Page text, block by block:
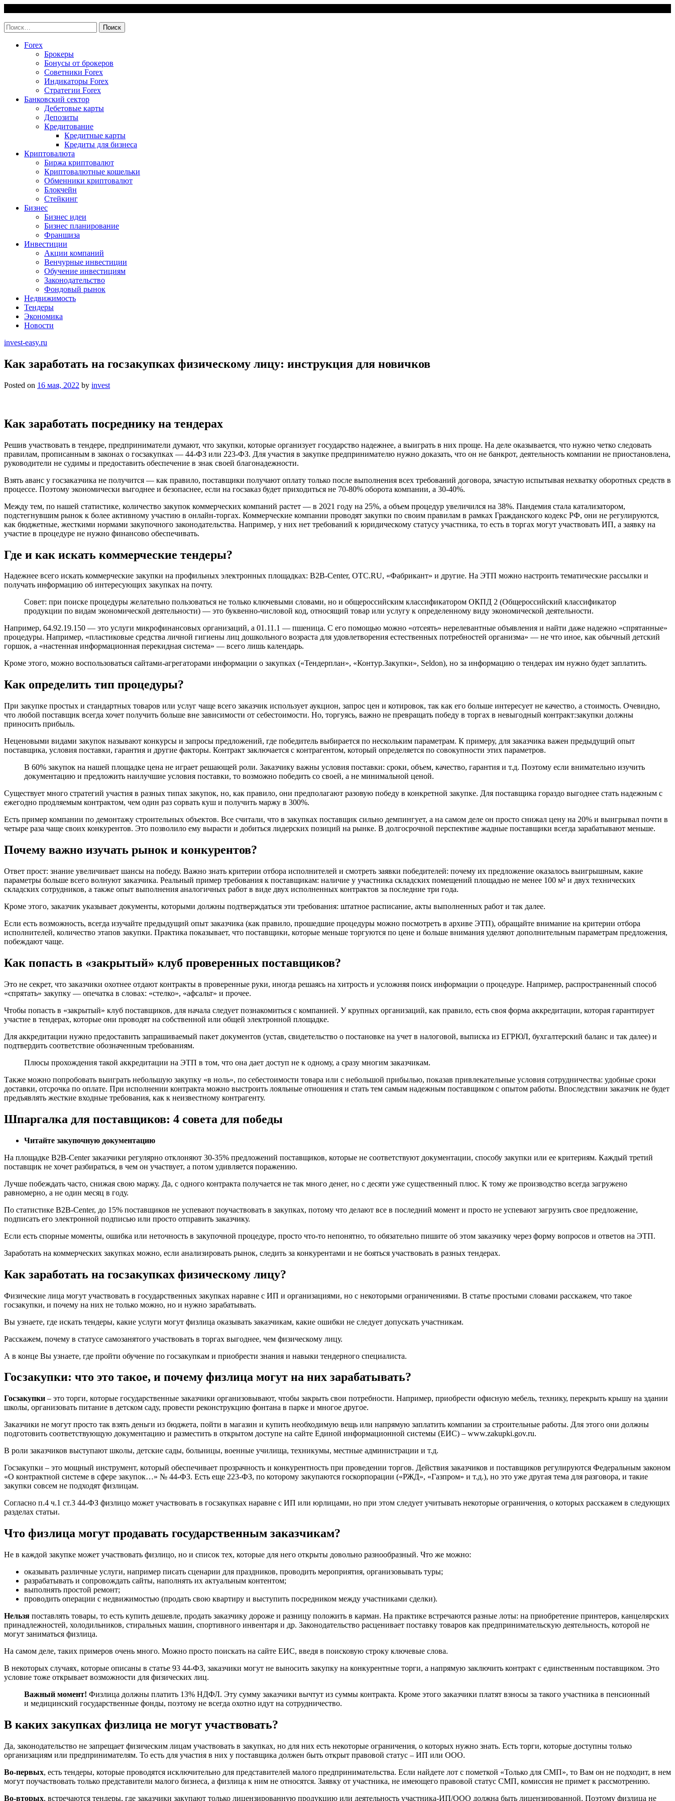
content
Найти:
Forex
Брокеры
Бонусы от брокеров
Советники Forex
Индикаторы Forex
Стратегии Forex
Банковский сектор
Дебетовые карты
Депозиты
Кредитование
Кредитные карты
Кредиты для бизнеса
Криптовалюта
Биржа криптовалют
Криптовалютные кошельки
Обменники криптовалют
Блокчейн
Стейкинг
Бизнес
Бизнес идеи
Бизнес планирование
Франшиза
Инвестиции
Акции компаний
Венчурные инвестиции
Обучение инвестициям
Законодательство
Фондовый рынок
Недвижимость
Тендеры
Экономика
Новости
invest-easy.ru
Как заработать на госзакупках физическому лицу: инструкция для новичков
Posted on 16 мая, 2022 by invest
Как заработать посреднику на тендерах
Решив участвовать в тендере, предприниматели думают, что закупки, которые организует государство надежнее, а выиграть в них проще. На деле оказывается, что нужно четко следовать
правилам, прописанным в законах о госзакупках — 44-ФЗ или 223-ФЗ. Для участия в закупке предпринимателю нужно доказать, что он не банкрот, деятельность компании не приостановлена,
руководители не судимы и предоставить обеспечение в знак своей благонадежности.
Взять аванс у госзаказчика не получится — как правило, поставщики получают оплату только после выполнения всех требований договора, зачастую испытывая нехватку оборотных средств в
процессе. Поэтому экономически выгоднее и безопаснее, если на госзаказ будет приходиться не 70-80% оборота компании, а 30-40%.
Между тем, по нашей статистике, количество закупок коммерческих компаний растет — в 2021 году на 25%, а объем процедур увеличился на 38%. Пандемия стала катализатором,
подстегнувшим рынок к более активному участию в онлайн-торгах. Коммерческие компании проводят закупки по своим правилам в рамках Гражданского кодекс РФ, они не регулируются,
как бюджетные, жесткими нормами закупочного законодательства. Например, у них нет требований к юридическому статусу участника, то есть в торгах могут участвовать ИП, а заявку на
участие в процедуре не нужно финансово обеспечивать.
Где и как искать коммерческие тендеры?
Надежнее всего искать коммерческие закупки на профильных электронных площадках: B2B-Center, OTC.RU, «Фабрикант» и другие. На ЭТП можно настроить тематические рассылки и
получать информацию об интересующих закупках на почту.
Совет: при поиске процедуры желательно пользоваться не только ключевыми словами, но и общероссийским классификатором ОКПД 2 (Общероссийский классификатор
продукции по видам экономической деятельности) — это буквенно-числовой код, относящий товар или услугу к определенному виду экономической деятельности.
Например, 64.92.19.150 — это услуги микрофинансовых организаций, а 01.11.1 — пшеница. С его помощью можно «отсеять» нерелевантные объявления и найти даже надежно «спрятанные»
процедуры. Например, «пластиковые средства личной гигиены лиц дошкольного возраста для удовлетворения естественных потребностей организма» — не что иное, как обычный детский
горшок, а «настенная информационная перекидная система» — всего лишь календарь.
Кроме этого, можно воспользоваться сайтами-агрегаторами информации о закупках («Тендерплан», «Контур.Закупки», Seldon), но за информацию о тендерах им нужно будет заплатить.
Как определить тип процедуры?
При закупке простых и стандартных товаров или услуг чаще всего заказчик использует аукцион, запрос цен и котировок, так как его больше интересует не качество, а стоимость. Очевидно,
что любой поставщик всегда хочет получить больше вне зависимости от себестоимости. Но, торгуясь, важно не превращать победу в торгах в невыгодный контракт:закупки должны
приносить прибыль.
Неценовыми видами закупок называют конкурсы и запросы предложений, где победитель выбирается по нескольким параметрам. К примеру, для заказчика важен предыдущий опыт
поставщика, условия поставки, гарантия и другие факторы. Контракт заключается с контрагентом, который определяется по совокупности этих параметров.
В 60% закупок на нашей площадке цена не играет решающей роли. Заказчику важны условия поставки: сроки, объем, качество, гарантия и т.д. Поэтому если внимательно изучить
документацию и предложить наилучшие условия поставки, то возможно победить со своей, а не минимальной ценой.
Существует много стратегий участия в разных типах закупок, но, как правило, они предполагают разовую победу в конкретной закупке. Для поставщика гораздо выгоднее стать надежным с
ежегодно продляемым контрактом, чем один раз сорвать куш и получить маржу в 300%.
Есть пример компании по демонтажу строительных объектов. Все считали, что в закупках поставщик сильно демпингует, а на самом деле он просто снижал цену на 20% и выигрывал почти в
четыре раза чаще своих конкурентов. Это позволило ему вырасти и добиться лидерских позиций на рынке. В долгосрочной перспективе жадные поставщики всегда зарабатывают меньше.
Почему важно изучать рынок и конкурентов?
Ответ прост: знание увеличивает шансы на победу. Важно знать критерии отбора исполнителей и смотреть заявки победителей: почему их предложение оказалось выигрышным, какие
параметры больше всего волнуют заказчика. Реальный пример требования к поставщикам: наличие у участника складских помещений площадью не менее 100 м² и двух технических
складских сотрудников, а также опыт выполнения аналогичных работ в виде двух исполненных контрактов за последние три года.
Кроме этого, заказчик указывает документы, которыми должны подтверждаться эти требования: штатное расписание, акты выполненных работ и так далее.
Если есть возможность, всегда изучайте предыдущий опыт заказчика (как правило, прошедшие процедуры можно посмотреть в архиве ЭТП), обращайте внимание на критерии отбора
исполнителей, количество этапов закупки. Практика показывает, что поставщики, которые меньше торгуются по цене и больше внимания уделяют дополнительным параметрам предложения,
побеждают чаще.
Как попасть в «закрытый» клуб проверенных поставщиков?
Это не секрет, что заказчики охотнее отдают контракты в проверенные руки, иногда решаясь на хитрость и усложняя поиск информации о процедуре. Например, распространенный способ
«спрятать» закупку — опечатка в словах: «стелко», «афсальт» и прочее.
Чтобы попасть в «закрытый» клуб поставщиков, для начала следует познакомиться с компанией. У крупных организаций, как правило, есть своя форма аккредитации, которая гарантирует
участие в тендерах, которые они проводят на собственной или общей электронной площадке.
Для аккредитации нужно предоставить запрашиваемый пакет документов (устав, свидетельство о постановке на учет в налоговой, выписка из ЕГРЮЛ, бухгалтерский баланс и так далее) и
подтвердить соответствие обозначенным требованиям.
Плюсы прохождения такой аккредитации на ЭТП в том, что она дает доступ не к одному, а сразу многим заказчикам.
Также можно попробовать выиграть небольшую закупку «в ноль», по себестоимости товара или с небольшой прибылью, показав привлекательные условия сотрудничества: удобные сроки
доставки, отсрочка по оплате. При исполнении контракта можно выстроить лояльные отношения и стать тем самым надежным поставщиком с опытом работы. Впоследствии заказчик не будет
предъявлять жесткие входные требования, как к неизвестному контрагенту.
Шпаргалка для поставщиков: 4 совета для победы
Читайте закупочную документацию
На площадке B2B-Center заказчики регулярно отклоняют 30-35% предложений поставщиков, которые не соответствуют документации, способу закупки или ее критериям. Каждый третий
поставщик не хочет разбираться, в чем он участвует, а потом удивляется поражению.
Лучше побеждать часто, снижая свою маржу. Да, с одного контракта получается не так много денег, но с десяти уже существенный плюс. К тому же производство всегда загружено
равномерно, а не один месяц в году.
По статистике B2B-Center, до 15% поставщиков не успевают поучаствовать в закупках, потому что делают все в последний момент и просто не успевают загрузить свое предложение,
подписать его электронной подписью или просто отправить заказчику.
Если есть спорные моменты, ошибка или неточность в закупочной процедуре, просто что-то непонятно, то обязательно пишите об этом заказчику через форму вопросов и ответов на ЭТП.
Заработать на коммерческих закупках можно, если анализировать рынок, следить за конкурентами и не бояться участвовать в разных тендерах.
Как заработать на госзакупках физическому лицу?
Физические лица могут участвовать в государственных закупках наравне с ИП и организациями, но с некоторыми ограничениями. В статье простыми словами расскажем, что такое
госзакупки, и почему на них не только можно, но и нужно зарабатывать.
Вы узнаете, где искать тендеры, какие услуги могут физлица оказывать заказчикам, какие ошибки не следует допускать участникам.
Расскажем, почему в статусе самозанятого участвовать в торгах выгоднее, чем физическому лицу.
А в конце Вы узнаете, где пройти обучение по госзакупкам и приобрести знания и навыки тендерного специалиста.
Госзакупки: что это такое, и почему физлица могут на них зарабатывать?
Госзакупки – это торги, которые государственные заказчики организовывают, чтобы закрыть свои потребности. Например, приобрести офисную мебель, технику, перекрыть крышу на здании
школы, организовать питание в детском саду, провести реконструкцию фонтана в парке и многое другое.
Заказчики не могут просто так взять деньги из бюджета, пойти в магазин и купить необходимую вещь или напрямую заплатить компании за строительные работы. Для этого они должны
подготовить соответствующую документацию и разместить в открытом доступе на сайте Единой информационной системы (ЕИС) – www.zakupki.gov.ru.
В роли заказчиков выступают школы, детские сады, больницы, военные училища, техникумы, местные администрации и т.д.
Госзакупки – это мощный инструмент, который обеспечивает прозрачность и конкурентность при проведении торгов. Действия заказчиков и поставщиков регулируются Федеральным законом
«О контрактной системе в сфере закупок…» № 44-ФЗ. Есть еще 223-ФЗ, по которому закупаются госкорпорации («РЖД», «Газпром» и т.д.), но это уже другая тема для разговора, и такие
закупки совсем не подходят физлицам.
Согласно п.4 ч.1 ст.3 44-ФЗ физлицо может участвовать в госзакупках наравне с ИП или юрлицами, но при этом следует учитывать некоторые ограничения, о которых расскажем в следующих
разделах статьи.
Что физлица могут продавать государственным заказчикам?
Не в каждой закупке может участвовать физлицо, но и список тех, которые для него открыты довольно разнообразный. Что же можно:
оказывать различные услуги, например писать сценарии для праздников, проводить мероприятия, организовывать туры;
разрабатывать и сопровождать сайты, наполнять их актуальным контентом;
выполнять простой ремонт;
проводить операции с недвижимостью (продать свою квартиру и выступить посредником между участниками сделки).
Нельзя поставлять товары, то есть купить дешевле, продать заказчику дороже и разницу положить в карман. На практике встречаются разные лоты: на приобретение принтеров, канцелярских
принадлежностей, холодильников, стиральных машин, спортивного инвентаря и др. Законодательство расценивает поставку товаров как предпринимательскую деятельность, которой не
могут заниматься физлица.
На самом деле, таких примеров очень много. Можно просто поискать на сайте ЕИС, введя в поисковую строку ключевые слова.
В некоторых случаях, которые описаны в статье 93 44-ФЗ, заказчики могут не выносить закупку на конкурентные торги, а напрямую заключить контракт с единственным поставщиком. Это
условие тоже открывает возможности для физических лиц.
Важный момент! Физлица должны платить 13% НДФЛ. Эту сумму заказчики вычтут из суммы контракта. Кроме этого заказчики платят взносы за такого участника в пенсионный
и медицинский государственные фонды, поэтому не всегда охотно идут на сотрудничество.
В каких закупках физлица не могут участвовать?
Да, законодательство не запрещает физическим лицам участвовать в закупках, но для них есть некоторые ограничения, о которых нужно знать. Есть торги, которые доступны только
организациям или предпринимателям. То есть для участия в них у поставщика должен быть открыт правовой статус – ИП или ООО.
Во-первых, есть тендеры, которые проводятся исключительно для представителей малого предпринимательства. Если найдете лот с пометкой «Только для СМП», то Вам он не подходит, в нем
могут поучаствовать только представители малого бизнеса, а физлица к ним не относятся. Заявку от участника, не имеющего правовой статус СМП, комиссия не примет к рассмотрению.
Во-вторых, встречаются тендеры, где заказчики закупают только лицензированную продукцию или деятельность участника-ИП/ООО должна быть лицензированной. Поэтому физлица не